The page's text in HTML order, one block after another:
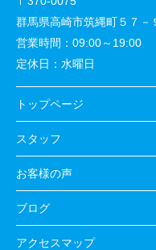
群馬県高崎市筑縄町５７－
営業時間： 09:00～19:00
定休日： 水曜日
トップページ
スタッフ
お客様の声
ブログ
アクセスマップ